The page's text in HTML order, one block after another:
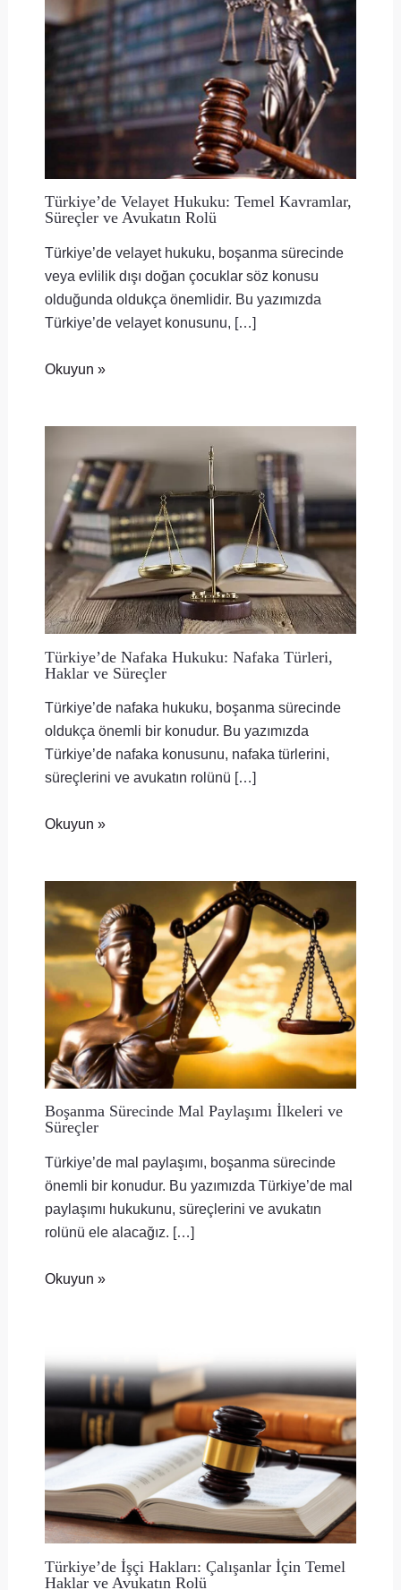
Türkiye’de Velayet Hukuku: Temel Kavramlar,
Süreçler ve Avukatın Rolü
Türkiye’de velayet hukuku, boşanma sürecinde
veya evlilik dışı doğan çocuklar söz konusu
olduğunda oldukça önemlidir. Bu yazımızda
Türkiye’de velayet konusunu, […]
Okuyun »
Türkiye’de Nafaka Hukuku: Nafaka Türleri,
Haklar ve Süreçler
Türkiye’de nafaka hukuku, boşanma sürecinde
oldukça önemli bir konudur. Bu yazımızda
Türkiye’de nafaka konusunu, nafaka türlerini,
süreçlerini ve avukatın rolünü […]
Okuyun »
Boşanma Sürecinde Mal Paylaşımı İlkeleri ve
Süreçler
Türkiye’de mal paylaşımı, boşanma sürecinde
önemli bir konudur. Bu yazımızda Türkiye’de mal
paylaşımı hukukunu, süreçlerini ve avukatın
rolünü ele alacağız. […]
Okuyun »
Türkiye’de İşçi Hakları: Çalışanlar İçin Temel
Haklar ve Avukatın Rolü